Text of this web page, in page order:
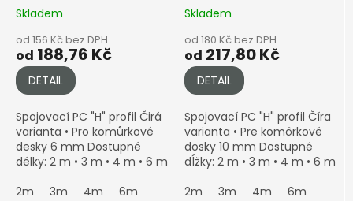
Skladem
od 156 Kč bez DPH
od 188,76 Kč
DETAIL
Spojovací PC "H" profil Čirá
varianta • Pro komůrkové
desky 6 mm Dostupné
délky: 2 m • 3 m • 4 m • 6 m
bez viditelného přechodu •
2m 3m 4m 6m
Skladem
od 180 Kč bez DPH
od 217,80 Kč
DETAIL
Spojovací PC "H" profil Číra
varianta • Pre komôrkové
dosky 10 mm Dostupné
dĺžky: 2 m • 3 m • 4 m • 6 m
viditeľného prechodu • UV
2m 3m 4m 6m